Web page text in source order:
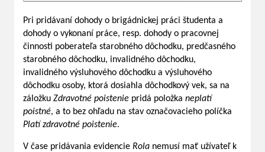
Pri pridávaní dohody o brigádnickej práci študenta a
dohody o vykonaní práce, resp. dohody o pracovnej
činnosti poberateľa starobného dôchodku, predčasného
starobného dôchodku, invalidného dôchodku,
invalidného výsluhového dôchodku a výsluhového
dôchodku osoby, ktorá dosiahla dôchodkový vek, sa na
záložku Zdravotné poistenie pridá položka neplatí
poistné, a to bez ohľadu na stav označovacieho políčka
Platí zdravotné poistenie.
V čase pridávania evidencie Rola nemusí mať užívateľ k